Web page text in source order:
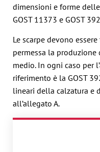
dimensioni e forme
GOST 11373 e GOST
Le scarpe devono
permessa la produzione
medio. In ogni caso per
riferimento è la GOST
lineari della calzatura e
all’allegato A.